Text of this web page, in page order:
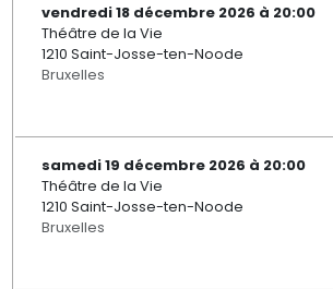
vendredi 18 décembre 2026 à 20:00
Théâtre de la Vie
1210 Saint-Josse-ten-Noode
Bruxelles
samedi 19 décembre 2026 à 20:00
Théâtre de la Vie
1210 Saint-Josse-ten-Noode
Bruxelles